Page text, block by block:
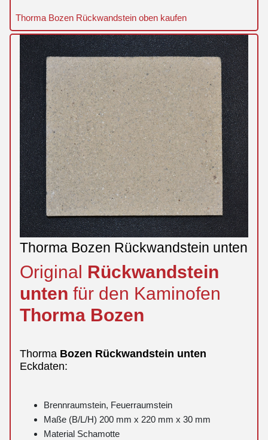
Thorma Bozen Rückwandstein oben kaufen
Thorma Bozen Rückwandstein unten
Original Rückwandstein
unten für den Kaminofen
Thorma Bozen
Thorma Bozen Rückwandstein unten
Eckdaten:
Brennraumstein, Feuerraumstein
Maße (B/L/H) 200 mm x 220 mm x 30 mm
Material Schamotte